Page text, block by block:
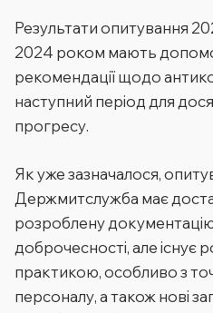
Результати опитування
2024 роком мають
рекомендації щодо
наступний період для
прогресу.
Як уже зазначалося,
Держмитслужба має
розроблену
доброчесності, але існує
практикою, особливо з
персоналу, а також нові